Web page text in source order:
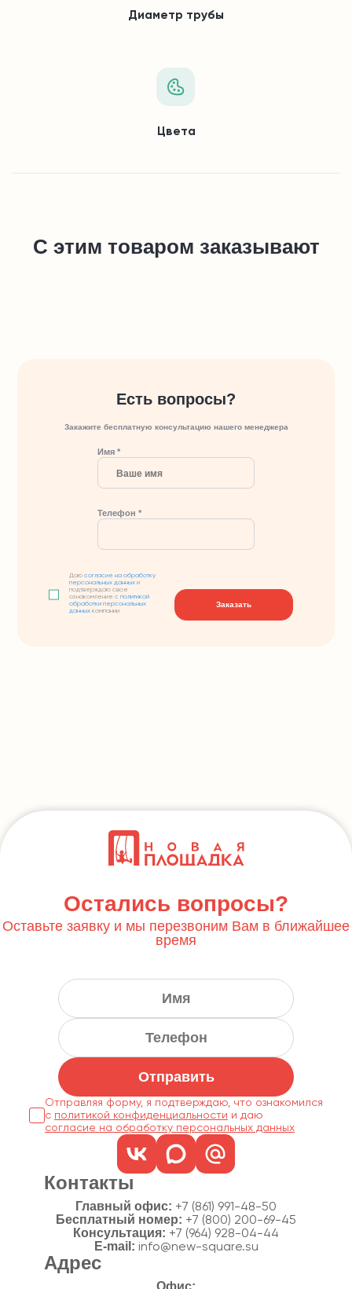
Диаметр трубы
Цвета
С этим товаром заказывают
Есть вопросы?
Закажите бесплатную консультацию нашего менеджера
Имя *
Телефон *
Даюсогласие на обработку
персональных данных и
подтверждаю свое
ознакомление сполитикой
обработки персональных
данных компании
Заказать
Остались вопросы?
Оставьте заявку и мы перезвоним Вам в ближайшее
время
Отправить
Отправляя форму, я подтверждаю, что ознакомился
с политикой конфиденциальности
согласие на обработку персональных данных
Контакты
Главный офис: +7 (861) 991-48-50
Бесплатный номер: +7 (800) 200-69-45
Консультация: +7 (964) 928-04-44
E-mail: info@new-square.su
Адрес